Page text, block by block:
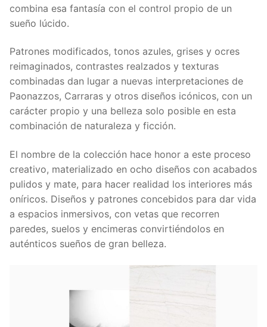
combina esa fantasía con el control propio de un
sueño lúcido.
Patrones modificados, tonos azules, grises y ocres
reimaginados, contrastes realzados y texturas
combinadas dan lugar a nuevas interpretaciones de
Paonazzos, Carraras y otros diseños icónicos, con un
carácter propio y una belleza solo posible en esta
combinación de naturaleza y ficción.
El nombre de la colección hace honor a este proceso
creativo, materializado en ocho diseños con acabados
pulidos y mate, para hacer realidad los interiores más
oníricos. Diseños y patrones concebidos para dar vida
a espacios inmersivos, con vetas que recorren
paredes, suelos y encimeras convirtiéndolos en
auténticos sueños de gran belleza.